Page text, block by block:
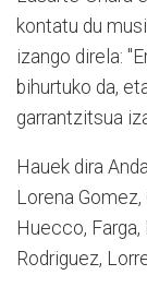
kontatu du
izango direla:
bihurtuko da,
garrantzitsua
Hauek dira
Lorena
Huecco,
Rodriguez,